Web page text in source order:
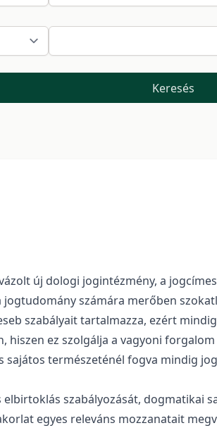
Keresés
új dologi jogintézmény, a
számára merőben
szabályait tartalmazza, ezért
ez szolgálja a vagyoni
sajátos természeténél fogva mindig
elbirtoklás szabályozását,
egyes releváns mozzanatait